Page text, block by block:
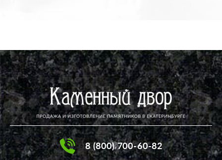
8 (800) 700-60-82